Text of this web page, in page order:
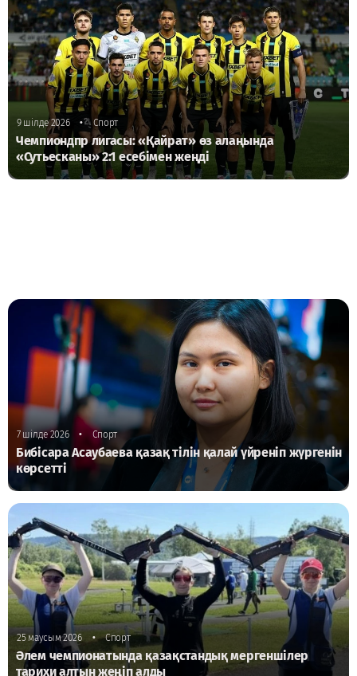
9 шілде 2026 • Спорт
Чемпиондпр лигасы: «Қайрат» өз алаңында
«Сутьесканы» 2:1 есебімен жеңді
7 шілде 2026 • Спорт
Бибісара Асаубаева қазақ тілін қалай үйреніп жүргенін
көрсетті
25 маусым 2026 • Спорт
Әлем чемпионатында қазақстандық мергеншілер
тарихи алтын жеңіп алды